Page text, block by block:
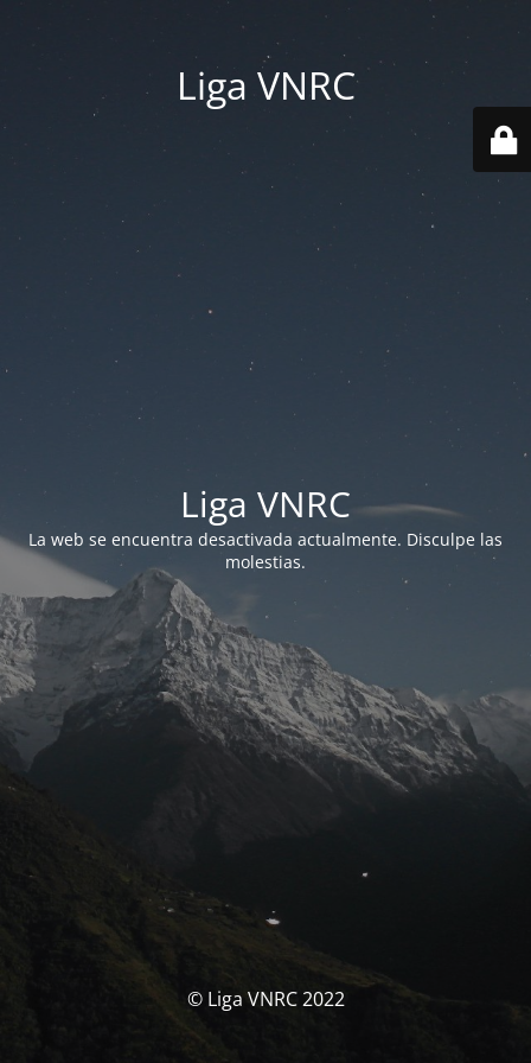
Liga VNRC
Liga VNRC
La web se encuentra desactivada actualmente. Disculpe las
molestias.
© Liga VNRC 2022